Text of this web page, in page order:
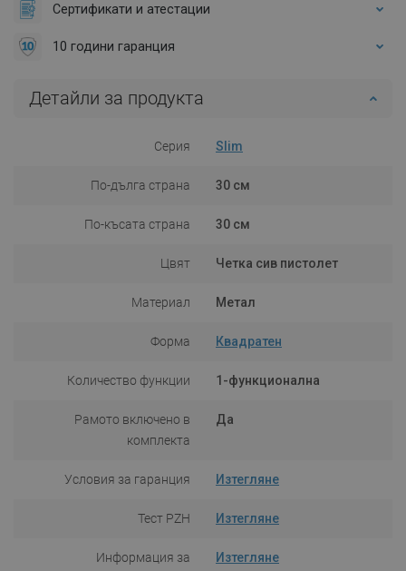
Сертификати и атестации
10 години гаранция
Детайли за продукта
Серия Slim
По-дълга страна 30 см
По-късата страна 30 см
Цвят Четка сив пистолет
Материал Метал
Форма Квадратен
Количество функции 1-функционална
Рамото включено в
комплекта
Да
Условия за гаранция Изтегляне
Тест PZH Изтегляне
Информация за
Изтегляне